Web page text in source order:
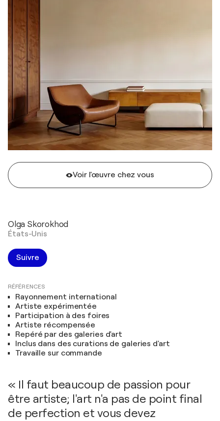
Voir l'œuvre chez vous
Olga Skorokhod
États-Unis
Suivre
RÉFÉRENCES
Rayonnement international
Artiste expérimentée
Participation à des foires
Artiste récompensée
Repéré par des galeries d'art
Inclus dans des curations de galeries d'art
Travaille sur commande
« Il faut beaucoup de passion pour
être artiste; l'art n'a pas de point final
de perfection et vous devez